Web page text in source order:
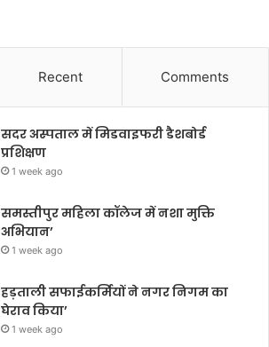
Recent Comments
सदर अस्पताल में मिडवाइफरी डैशबोर्ड
प्रशिक्षण
1 week ago
समस्तीपुर महिला कॉलेज में नशा मुक्ति
अभियान’
1 week ago
हड़ताली सफाईकर्मियों ने नगर निगम का
घेराव किया’
1 week ago